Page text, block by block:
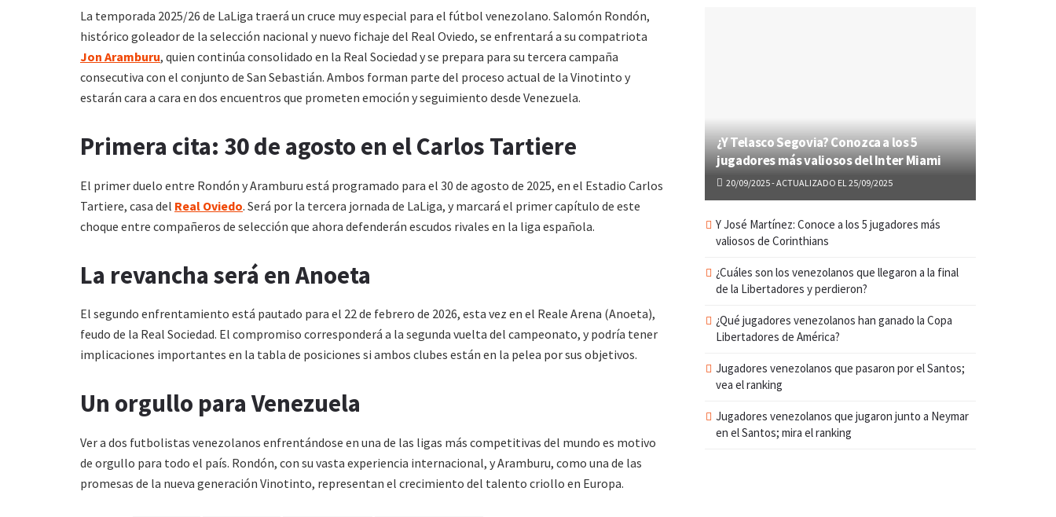
La temporada 2025/26 de LaLiga traerá un cruce muy especial para el fútbol venezolano. Salomón Rondón,
histórico goleador de la selección nacional y nuevo fichaje del Real Oviedo, se enfrentará a su compatriota
Jon Aramburu, quien continúa consolidado en la Real Sociedad y se prepara para su tercera campaña
consecutiva con el conjunto de San Sebastián. Ambos forman parte del proceso actual de la Vinotinto y
estarán cara a cara en dos encuentros que prometen emoción y seguimiento desde Venezuela.
Primera cita: 30 de agosto en el Carlos Tartiere
El primer duelo entre Rondón y Aramburu está programado para el 30 de agosto de 2025, en el Estadio Carlos
Tartiere, casa del Real Oviedo. Será por la tercera jornada de LaLiga, y marcará el primer capítulo de este
choque entre compañeros de selección que ahora defenderán escudos rivales en la liga española.
La revancha será en Anoeta
El segundo enfrentamiento está pautado para el 22 de febrero de 2026, esta vez en el Reale Arena (Anoeta),
feudo de la Real Sociedad. El compromiso corresponderá a la segunda vuelta del campeonato, y podría tener
implicaciones importantes en la tabla de posiciones si ambos clubes están en la pelea por sus objetivos.
Un orgullo para Venezuela
Ver a dos futbolistas venezolanos enfrentándose en una de las ligas más competitivas del mundo es motivo
de orgullo para todo el país. Rondón, con su vasta experiencia internacional, y Aramburu, como una de las
promesas de la nueva generación Vinotinto, representan el crecimiento del talento criollo en Europa.
¿Y Telasco Segovia? Conozca a los 5
jugadores más valiosos del Inter Miami
20/09/2025 - ACTUALIZADO EL 25/09/2025
Y José Martínez: Conoce a los 5 jugadores más
valiosos de Corinthians
¿Cuáles son los venezolanos que llegaron a la final
de la Libertadores y perdieron?
¿Qué jugadores venezolanos han ganado la Copa
Libertadores de América?
Jugadores venezolanos que pasaron por el Santos;
vea el ranking
Jugadores venezolanos que jugaron junto a Neymar
en el Santos; mira el ranking